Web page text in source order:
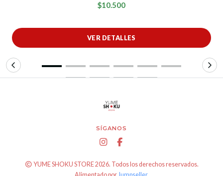
$10.500
VER DETALLES
SÍGANOS
YUME SHOKU STORE 2026. Todos los derechos reservados.